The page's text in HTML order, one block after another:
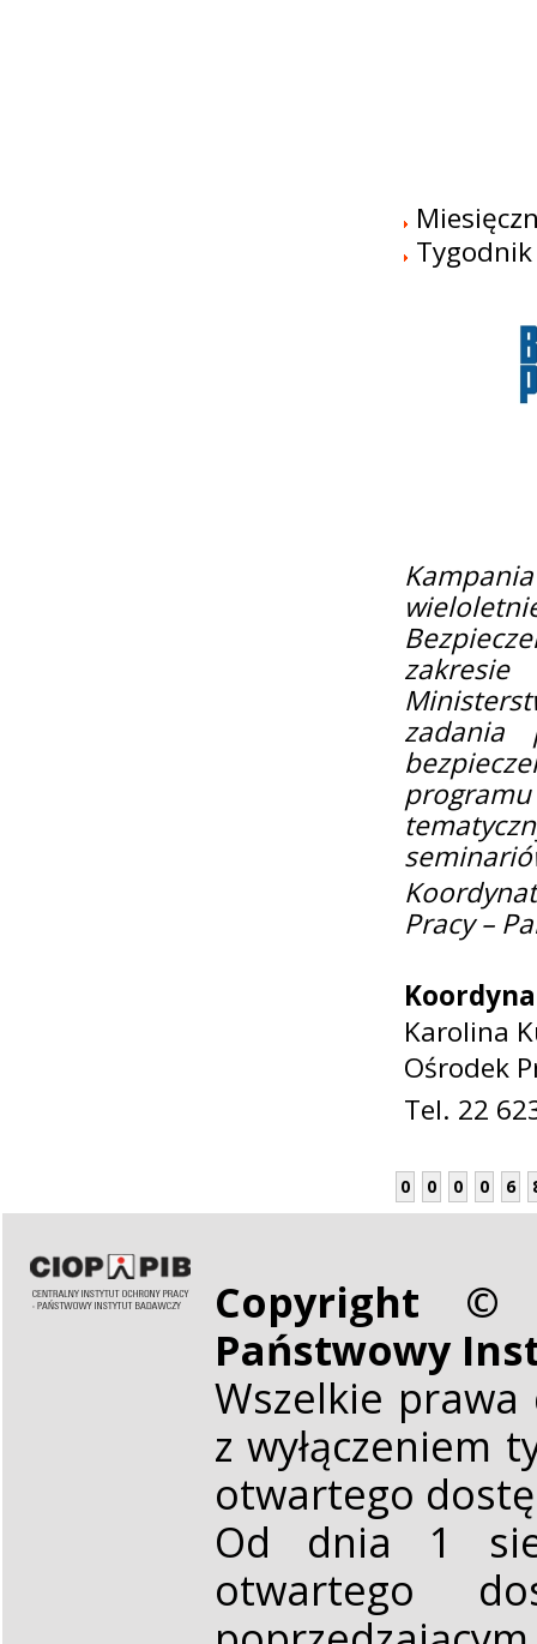
Tygodnik
zadania
Pracy –
Karolina
Ośrodek
Tel. 22
0 0 0 0 6
Copyright ©
Państwowy
Wszelkie
z wyłączeniem
otwartego
Od dnia 1
otwartego